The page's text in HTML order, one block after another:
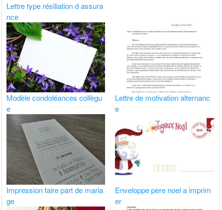
Lettre type résiliation d assura
nce
Modèle condoléances collègu
e
Lettre de motivation alternanc
e
Impression faire part de maria
ge
Enveloppe pere noel a imprim
er